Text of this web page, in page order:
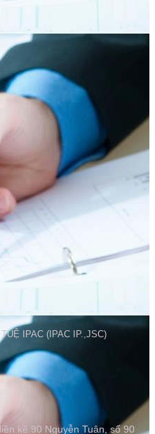
IPAC (IPAC IP.,JSC)
kề 90 Nguyễn Tuân, số 90